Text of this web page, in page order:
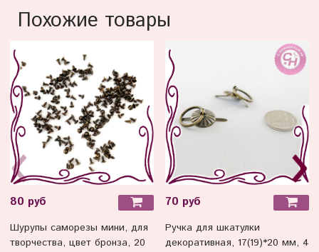
Похожие товары
80 руб
Шурупы саморезы мини, для
творчества, цвет бронза, 20
70 руб
Ручка для шкатулки
декоративная, 17(19)*20 мм, 4